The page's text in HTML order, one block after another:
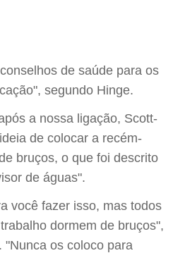
de saúde para os
segundo Hinge.
a nossa ligação, Scott-
de colocar a recém-
bruços, o que foi descrito
de águas".
você fazer isso, mas todos
dormem de bruços",
"Nunca os coloco para